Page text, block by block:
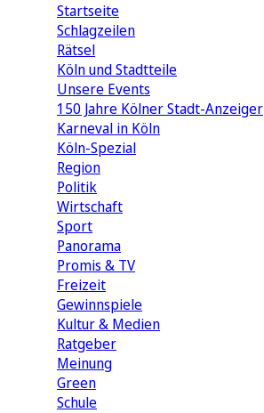
Startseite
Schlagzeilen
Rätsel
Köln und Stadtteile
Unsere Events
150 Jahre Kölner Stadt-Anzeiger
Karneval in Köln
Köln-Spezial
Region
Politik
Wirtschaft
Sport
Panorama
Promis & TV
Freizeit
Gewinnspiele
Kultur & Medien
Ratgeber
Meinung
Green
Schule